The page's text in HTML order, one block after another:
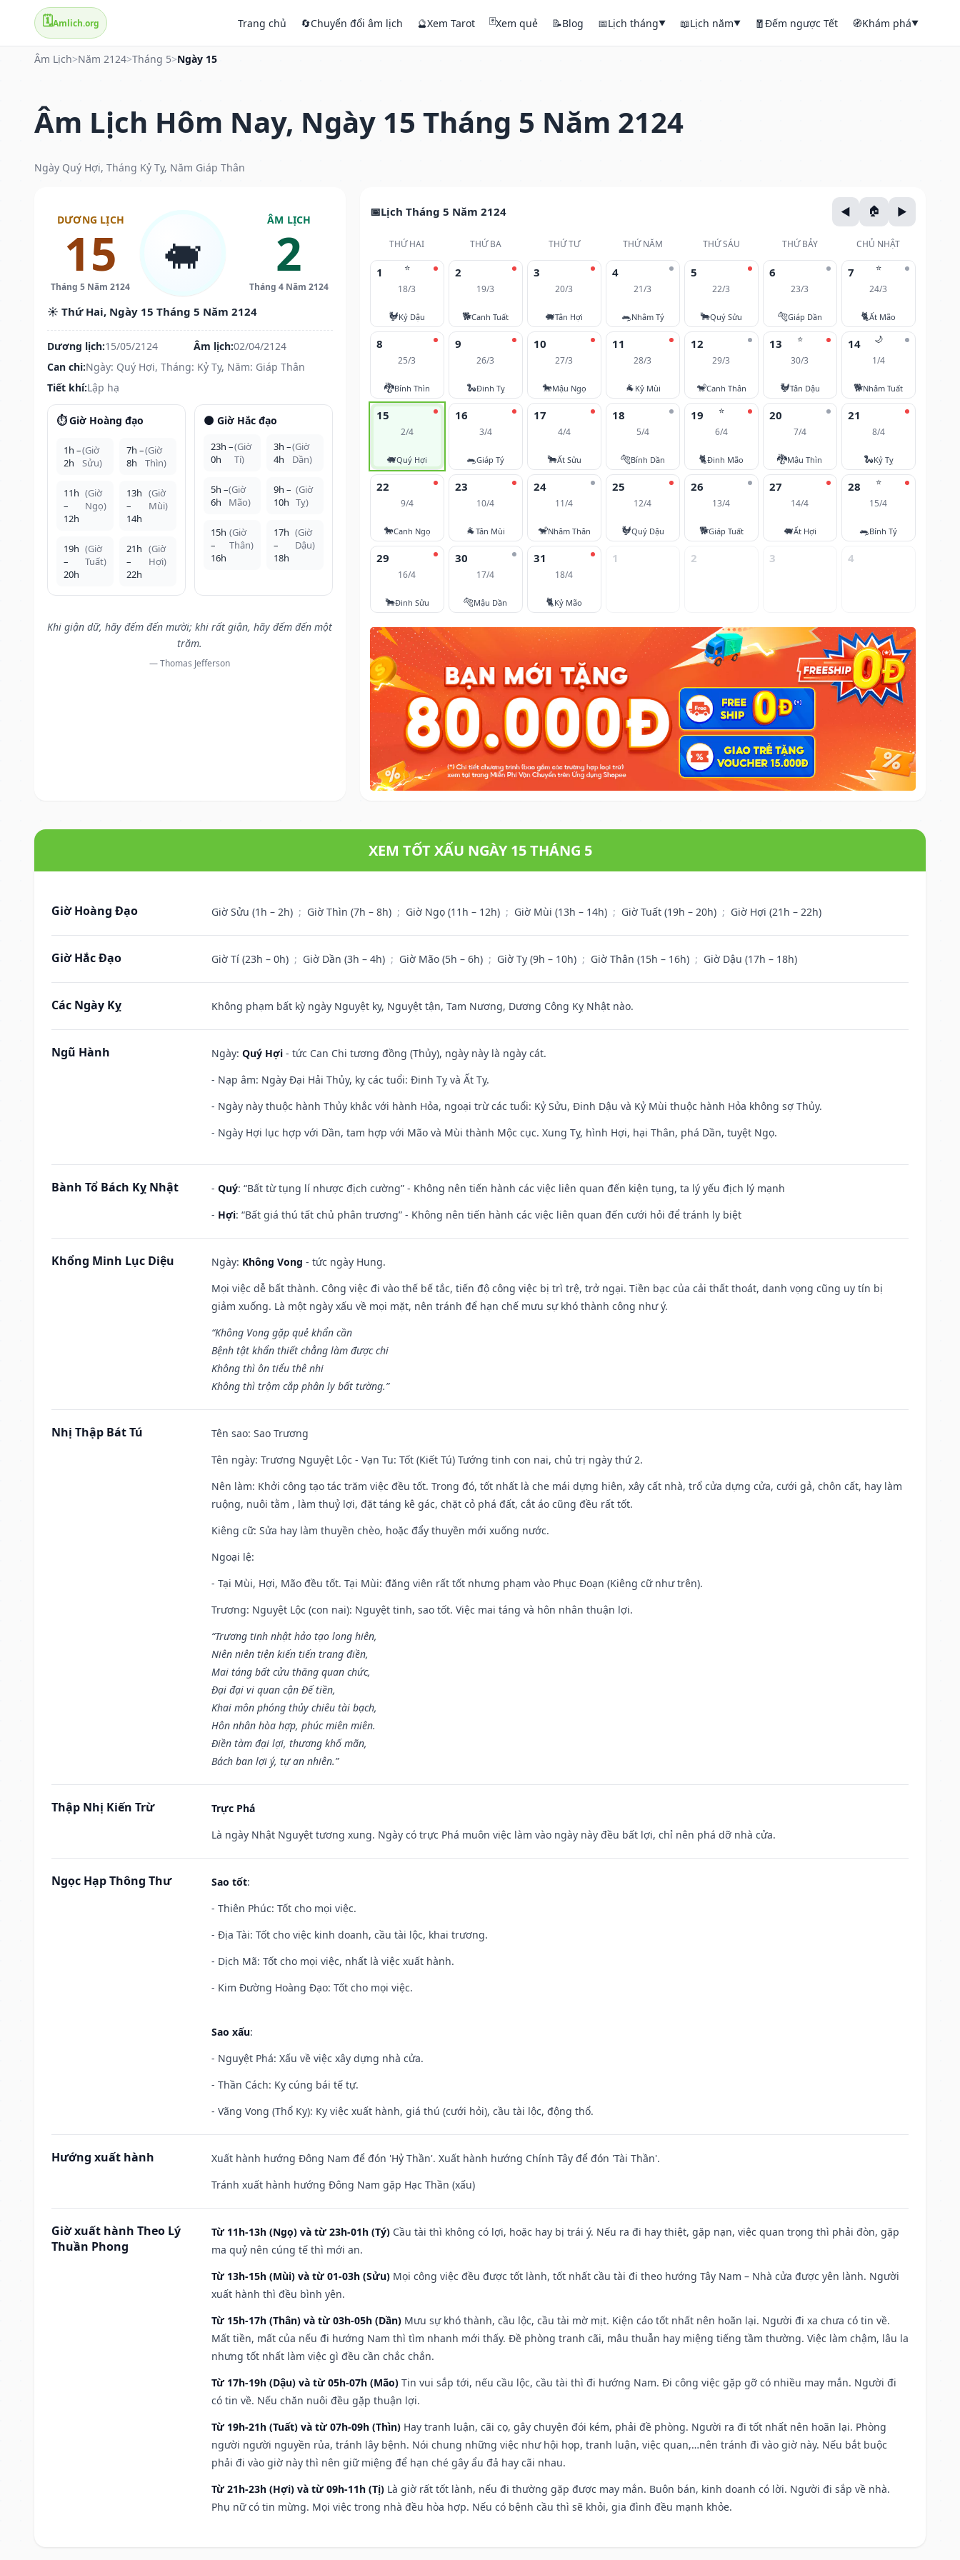
🗓️Amlich.org Trang chủ 🔄Chuyển đổi âm lịch 🔮Xem Tarot 🃏Xem quẻ 📝Blog 📅Lịch tháng▼ 📖Lịch năm▼ 🧧Đếm ngược Tết 🧭Khám phá▼
Âm Lịch>Năm 2124>Tháng 5>Ngày 15
Âm Lịch Hôm Nay, Ngày 15 Tháng 5 Năm 2124
Ngày Quý Hợi, Tháng Kỷ Tỵ, Năm Giáp Thân
DƯƠNG LỊCH
15
Tháng 5 Năm 2124
🐖
ÂM LỊCH
2
Tháng 4 Năm 2124
☀️ Thứ Hai, Ngày 15 Tháng 5 Năm 2124
Dương lịch:15/05/2124 Âm lịch:02/04/2124
Can chi:Ngày: Quý Hợi, Tháng: Kỷ Tỵ, Năm: Giáp Thân
Tiết khí:Lập hạ
⏱️ Giờ Hoàng đạo
1h –
2h
(Giờ
Sửu)
7h –
8h
(Giờ
Thìn)
11h
–
12h
(Giờ
Ngọ)
13h
–
14h
(Giờ
Mùi)
19h
–
20h
(Giờ
Tuất)
21h
–
22h
(Giờ
Hợi)
🌑 Giờ Hắc đạo
23h –
0h
(Giờ
Tí)
3h –
4h
(Giờ
Dần)
5h –
6h
(Giờ
Mão)
9h –
10h
(Giờ
Tỵ)
15h
–
16h
(Giờ
Thân)
17h
–
18h
(Giờ
Dậu)
Khi giận dữ, hãy đếm đến mười; khi rất giận, hãy đếm đến một
trăm.
— Thomas Jefferson
Lịch Tháng 5 Năm 2124
THỨ HAI THỨ BA THỨ TƯ THỨ NĂM THỨ SÁU THỨ BẢY
CHỦ NHẬT
⭐
1
18/3
🐓Kỷ Dậu
2
19/3
🐕Canh Tuất
3
20/3
🐖Tân Hợi
4
21/3
🐀Nhâm Tý
5
22/3
🐂Quý Sửu
6
23/3
🐅Giáp Dần
⭐
7
24/3
🐈Ất Mão
8
25/3
🐉Bính Thìn
9
26/3
🐍Đinh Tỵ
10
27/3
🐎Mậu Ngọ
11
28/3
🐐 Kỷ Mùi
12
29/3
🐒Canh Thân
⭐
13
30/3
🐓Tân Dậu
🌙
14
1/4
🐕Nhâm Tuất
15
2/4
🐖Quý Hợi
16
3/4
🐀Giáp Tý
17
4/4
🐂Ất Sửu
18
5/4
🐅Bính Dần
⭐
19
6/4
🐈Đinh Mão
20
7/4
🐉Mậu Thìn
21
8/4
🐍Kỷ Tỵ
22
9/4
🐎Canh Ngọ
23
10/4
🐐Tân Mùi
24
11/4
🐒Nhâm Thân
25
12/4
🐓Quý Dậu
26
13/4
🐕Giáp Tuất
27
14/4
🐖Ất Hợi
⭐
28
15/4
🐀Bính Tý
29
16/4
🐂Đinh Sửu
30
17/4
🐅Mậu Dần
31
18/4
🐈Kỷ Mão
1 2 3 4
XEM TỐT XẤU NGÀY 15 THÁNG 5
Giờ Hoàng Đạo Giờ Sửu (1h – 2h) ; Giờ Thìn (7h – 8h) ; Giờ Ngọ (11h – 12h) ; Giờ Mùi (13h – 14h) ; Giờ Tuất (19h – 20h) ; Giờ Hợi (21h – 22h)
Giờ Hắc Đạo Giờ Tí (23h – 0h) ; Giờ Dần (3h – 4h) ; Giờ Mão (5h – 6h) ; Giờ Tỵ (9h – 10h) ; Giờ Thân (15h – 16h) ; Giờ Dậu (17h – 18h)
Các Ngày Kỵ Không phạm bất kỳ ngày Nguyệt kỵ, Nguyệt tận, Tam Nương, Dương Công Kỵ Nhật nào.
Ngũ Hành Ngày: Quý Hợi - tức Can Chi tương đồng (Thủy), ngày này là ngày cát.
- Nạp âm: Ngày Đại Hải Thủy, kỵ các tuổi: Đinh Tỵ và Ất Tỵ.
- Ngày này thuộc hành Thủy khắc với hành Hỏa, ngoại trừ các tuổi: Kỷ Sửu, Đinh Dậu và Kỷ Mùi thuộc hành Hỏa không sợ Thủy.
- Ngày Hợi lục hợp với Dần, tam hợp với Mão và Mùi thành Mộc cục. Xung Tỵ, hình Hợi, hại Thân, phá Dần, tuyệt Ngọ.
Bành Tổ Bách Kỵ Nhật - Quý: “Bất từ tụng lí nhược địch cường” - Không nên tiến hành các việc liên quan đến kiện tụng, ta lý yếu địch lý mạnh
- Hợi: “Bất giá thú tất chủ phân trương” - Không nên tiến hành các việc liên quan đến cưới hỏi để tránh ly biệt
Khổng Minh Lục Diệu Ngày: Không Vong - tức ngày Hung.
Mọi việc dễ bất thành. Công việc đi vào thế bế tắc, tiến độ công việc bị trì trệ, trở ngại. Tiền bạc của cải thất thoát, danh vọng cũng uy tín bị
giảm xuống. Là một ngày xấu về mọi mặt, nên tránh để hạn chế mưu sự khó thành công như ý.
“Không Vong gặp quẻ khẩn cần
Bệnh tật khẩn thiết chẳng làm được chi
Không thì ôn tiểu thê nhi
Không thì trộm cắp phân ly bất tường.”
Nhị Thập Bát Tú Tên sao: Sao Trương
Tên ngày: Trương Nguyệt Lộc - Vạn Tu: Tốt (Kiết Tú) Tướng tinh con nai, chủ trị ngày thứ 2.
Nên làm: Khởi công tạo tác trăm việc đều tốt. Trong đó, tốt nhất là che mái dựng hiên, xây cất nhà, trổ cửa dựng cửa, cưới gả, chôn cất, hay làm
ruộng, nuôi tằm , làm thuỷ lợi, đặt táng kê gác, chặt cỏ phá đất, cắt áo cũng đều rất tốt.
Kiêng cữ: Sửa hay làm thuyền chèo, hoặc đẩy thuyền mới xuống nước.
Ngoại lệ:
- Tại Mùi, Hợi, Mão đều tốt. Tại Mùi: đăng viên rất tốt nhưng phạm vào Phục Đoạn (Kiêng cữ như trên).
Trương: Nguyệt Lộc (con nai): Nguyệt tinh, sao tốt. Việc mai táng và hôn nhân thuận lợi.
“Trương tinh nhật hảo tạo long hiên,
Niên niên tiện kiến tiến trang điền,
Mai táng bất cửu thăng quan chức,
Đại đại vi quan cận Đế tiền,
Khai môn phóng thủy chiêu tài bạch,
Hôn nhân hòa hợp, phúc miên miên.
Điền tàm đại lợi, thương khố mãn,
Bách ban lợi ý, tự an nhiên.”
Thập Nhị Kiến Trừ
Trực Phá
Là ngày Nhật Nguyệt tương xung. Ngày có trực Phá muôn việc làm vào ngày này đều bất lợi, chỉ nên phá dỡ nhà cửa.
Ngọc Hạp Thông Thư Sao tốt:
- Thiên Phúc: Tốt cho mọi việc.
- Địa Tài: Tốt cho việc kinh doanh, cầu tài lộc, khai trương.
- Dịch Mã: Tốt cho mọi việc, nhất là việc xuất hành.
- Kim Đường Hoàng Đạo: Tốt cho mọi việc.
Sao xấu:
- Nguyệt Phá: Xấu về việc xây dựng nhà cửa.
- Thần Cách: Kỵ cúng bái tế tự.
- Vãng Vong (Thổ Kỵ): Kỵ việc xuất hành, giá thú (cưới hỏi), cầu tài lộc, động thổ.
Hướng xuất hành
Xuất hành hướng Đông Nam để đón 'Hỷ Thần'. Xuất hành hướng Chính Tây để đón 'Tài Thần'.
Tránh xuất hành hướng Đông Nam gặp Hạc Thần (xấu)
Giờ xuất hành Theo Lý
Thuần Phong
Từ 11h-13h (Ngọ) và từ 23h-01h (Tý) Cầu tài thì không có lợi, hoặc hay bị trái ý. Nếu ra đi hay thiệt, gặp nạn, việc quan trọng thì phải đòn, gặp
ma quỷ nên cúng tế thì mới an.
Từ 13h-15h (Mùi) và từ 01-03h (Sửu) Mọi công việc đều được tốt lành, tốt nhất cầu tài đi theo hướng Tây Nam – Nhà cửa được yên lành. Người
xuất hành thì đều bình yên.
Từ 15h-17h (Thân) và từ 03h-05h (Dần) Mưu sự khó thành, cầu lộc, cầu tài mờ mịt. Kiện cáo tốt nhất nên hoãn lại. Người đi xa chưa có tin về.
Mất tiền, mất của nếu đi hướng Nam thì tìm nhanh mới thấy. Đề phòng tranh cãi, mâu thuẫn hay miệng tiếng tầm thường. Việc làm chậm, lâu la
nhưng tốt nhất làm việc gì đều cần chắc chắn.
Từ 17h-19h (Dậu) và từ 05h-07h (Mão) Tin vui sắp tới, nếu cầu lộc, cầu tài thì đi hướng Nam. Đi công việc gặp gỡ có nhiều may mắn. Người đi
có tin về. Nếu chăn nuôi đều gặp thuận lợi.
Từ 19h-21h (Tuất) và từ 07h-09h (Thìn) Hay tranh luận, cãi cọ, gây chuyện đói kém, phải đề phòng. Người ra đi tốt nhất nên hoãn lại. Phòng
người người nguyền rủa, tránh lây bệnh. Nói chung những việc như hội họp, tranh luận, việc quan,…nên tránh đi vào giờ này. Nếu bắt buộc
phải đi vào giờ này thì nên giữ miệng để hạn ché gây ẩu đả hay cãi nhau.
Từ 21h-23h (Hợi) và từ 09h-11h (Tị) Là giờ rất tốt lành, nếu đi thường gặp được may mắn. Buôn bán, kinh doanh có lời. Người đi sắp về nhà.
Phụ nữ có tin mừng. Mọi việc trong nhà đều hòa hợp. Nếu có bệnh cầu thì sẽ khỏi, gia đình đều mạnh khỏe.